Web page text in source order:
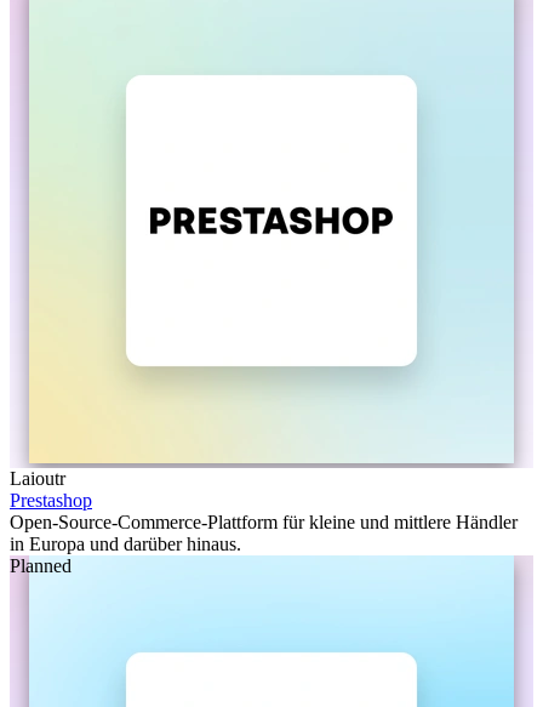
Laioutr
Prestashop
Open-Source-Commerce-Plattform für kleine und mittlere Händler
in Europa und darüber hinaus.
Planned